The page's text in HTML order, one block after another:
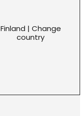
Finland | Change
country